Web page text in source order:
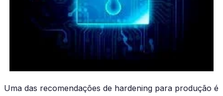
Uma das recomendações de hardening para produção é